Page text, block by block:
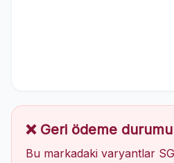
❌ Geri ödeme
Bu markadaki varyantlar